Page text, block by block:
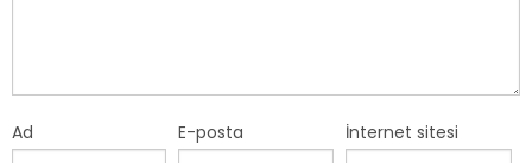
Ad E-posta İnternet sitesi